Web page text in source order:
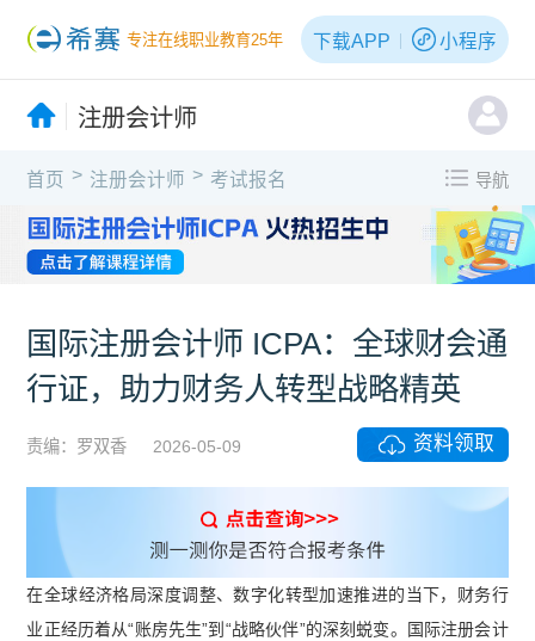
专注在线职业教育25年 下载APP 小程序
注册会计师
首页 > 注册会计师 > 考试报名 导航
国际注册会计师 ICPA：全球财会通
行证，助力财务人转型战略精英
责编：罗双香 2026-05-09 资料领取
在全球经济格局深度调整、数字化转型加速推进的当下，财务行
业正经历着从“账房先生”到“战略伙伴”的深刻蜕变。国际注册会计